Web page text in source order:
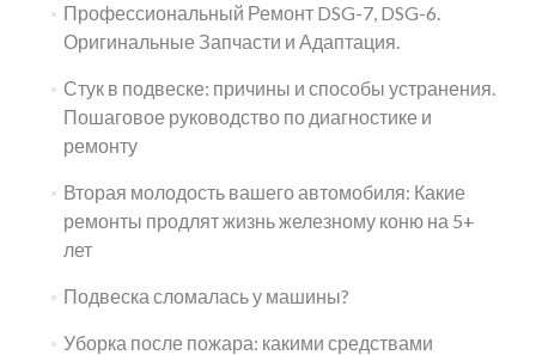
Профессиональный Ремонт DSG-7, DSG-6.
Оригинальные Запчасти и Адаптация.
Стук в подвеске: причины и способы устранения.
Пошаговое руководство по диагностике и
ремонту
Вторая молодость вашего автомобиля: Какие
ремонты продлят жизнь железному коню на 5+
лет
Подвеска сломалась у машины?
Уборка после пожара: какими средствами